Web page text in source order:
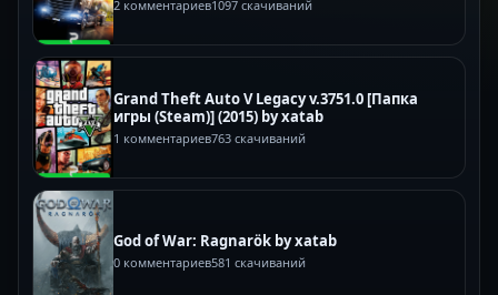
2 комментариев1097 скачиваний
Grand Theft Auto V Legacy v.3751.0 [Папка
игры (Steam)] (2015) by xatab
1 комментариев763 скачиваний
God of War: Ragnarök by xatab
0 комментариев581 скачиваний